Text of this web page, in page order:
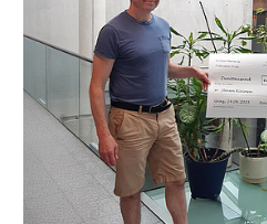
Sie diesen
Link.
Zum
Inhalt
(Zugriffstaste
1)
Zur